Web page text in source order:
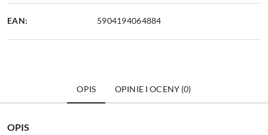
EAN: 5904194064884
OPIS OPINIE I OCENY (0)
OPIS